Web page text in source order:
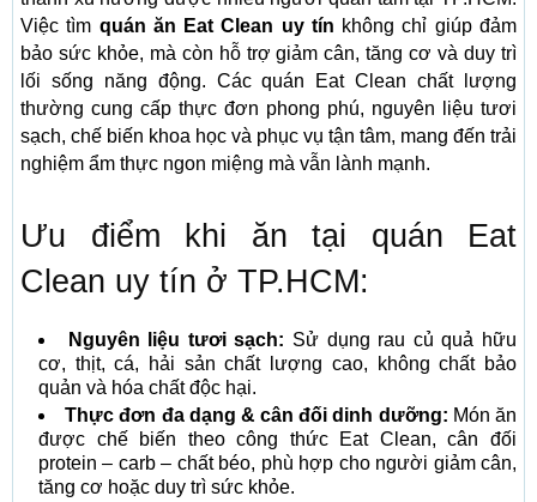
Việc tìm quán ăn Eat Clean uy tín không chỉ giúp đảm
bảo sức khỏe, mà còn hỗ trợ giảm cân, tăng cơ và duy trì
lối sống năng động. Các quán Eat Clean chất lượng
thường cung cấp thực đơn phong phú, nguyên liệu tươi
sạch, chế biến khoa học và phục vụ tận tâm, mang đến trải
nghiệm ẩm thực ngon miệng mà vẫn lành mạnh.
Ưu điểm khi ăn tại quán Eat
Clean uy tín ở TP.HCM:
Nguyên liệu tươi sạch: Sử dụng rau củ quả hữu
cơ, thịt, cá, hải sản chất lượng cao, không chất bảo
quản và hóa chất độc hại.
Thực đơn đa dạng & cân đối dinh dưỡng: Món ăn
được chế biến theo công thức Eat Clean, cân đối
protein – carb – chất béo, phù hợp cho người giảm cân,
tăng cơ hoặc duy trì sức khỏe.